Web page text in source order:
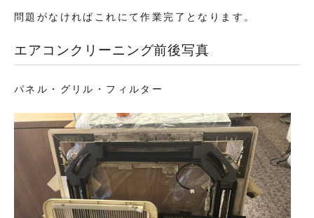
問題がなければこれにて作業完了となります。
エアコンクリーニング前後写真
パネル・グリル・フィルター